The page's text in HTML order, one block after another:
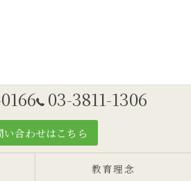
03-3811-1306
い合わせはこちら
教育理念